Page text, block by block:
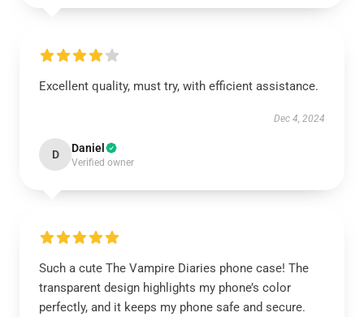
Excellent quality, must try, with efficient assistance.
Dec 4, 2024
D Daniel
Verified owner
Such a cute The Vampire Diaries phone case! The
transparent design highlights my phone’s color
perfectly, and it keeps my phone safe and secure.